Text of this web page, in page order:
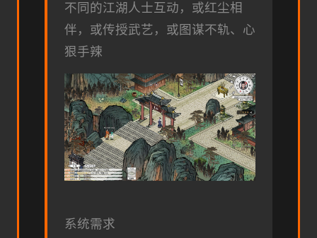
不同的江湖人士互动，或红尘相
伴，或传授武艺，或图谋不轨、心
狠手辣
系统需求